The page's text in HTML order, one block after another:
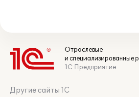
Отраслевые
и специализированные
1С:Предприятие
Другие сайты 1С